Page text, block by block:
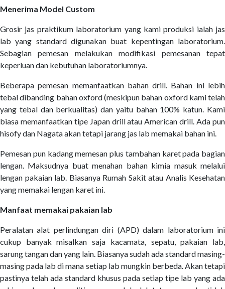
Menerima Model Custom
Grosir jas praktikum laboratorium yang kami produksi ialah jas
lab yang standard digunakan buat kepentingan laboratorium.
Sebagian pemesan melakukan modifikasi pemesanan tepat
keperluan dan kebutuhan laboratoriumnya.
Beberapa pemesan memanfaatkan bahan drill. Bahan ini lebih
tebal dibanding bahan oxford (meskipun bahan oxford kami telah
yang tebal dan berkualitas) dan yaitu bahan 100% katun. Kami
biasa memanfaatkan tipe Japan drill atau American drill. Ada pun
hisofy dan Nagata akan tetapi jarang jas lab memakai bahan ini.
Pemesan pun kadang memesan plus tambahan karet pada bagian
lengan. Maksudnya buat menahan bahan kimia masuk melalui
lengan pakaian lab. Biasanya Rumah Sakit atau Analis Kesehatan
yang memakai lengan karet ini.
Manfaat memakai pakaian lab
Peralatan alat perlindungan diri (APD) dalam laboratorium ini
cukup banyak misalkan saja kacamata, sepatu, pakaian lab,
sarung tangan dan yang lain. Biasanya sudah ada standard masing-
masing pada lab di mana setiap lab mungkin berbeda. Akan tetapi
pastinya telah ada standard khusus pada setiap tipe lab yang ada